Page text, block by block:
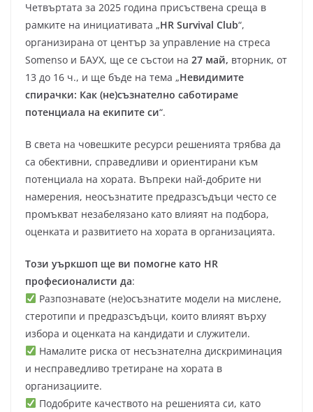
Четвъртата за 2025 година присъственa среща в
рамките на инициативата „HR Survival Club“,
организирана от център за управление на стреса
Somenso и БАУХ, ще се състои на 27 май, вторник, от
13 до 16 ч., и ще бъде на тема „Невидимите
спирачки: Как (не)съзнателно саботираме
потенциала на екипите си“.
В света на човешките ресурси решенията трябва да
са обективни, справедливи и ориентирани към
потенциала на хората. Въпреки най-добрите ни
намерения, неосъзнатите предразсъдъци често се
промъкват незабелязано като влияят на подбора,
оценката и развитието на хората в организацията.
Този уъркшоп ще ви помогне като HR
професионалисти да:
Разпознавате (не)осъзнатите модели на мислене,
стеротипи и предразсъдъци, които влияят върху
избора и оценката на кандидати и служители.
Намалите риска от несъзнателна дискриминация
и несправедливо третиране на хората в
организациите.
Подобрите качеството на решенията си, като